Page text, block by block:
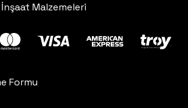
Malzemeleri
Formu